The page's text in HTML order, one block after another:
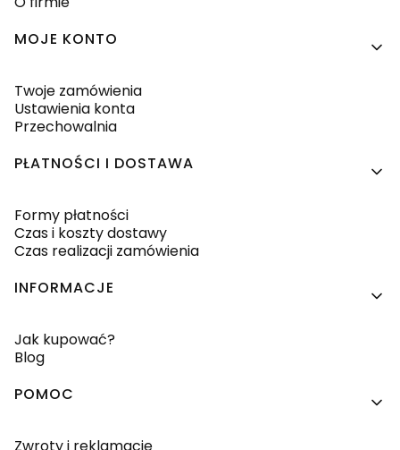
MOJE KONTO
Twoje zamówienia
Ustawienia konta
Przechowalnia
PŁATNOŚCI I DOSTAWA
Formy płatności
Czas i koszty dostawy
Czas realizacji zamówienia
INFORMACJE
Jak kupować?
Blog
POMOC